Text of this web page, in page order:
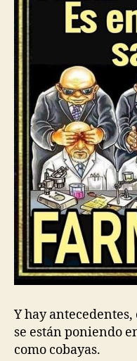
Y hay
se están poniendo
como cobayas.